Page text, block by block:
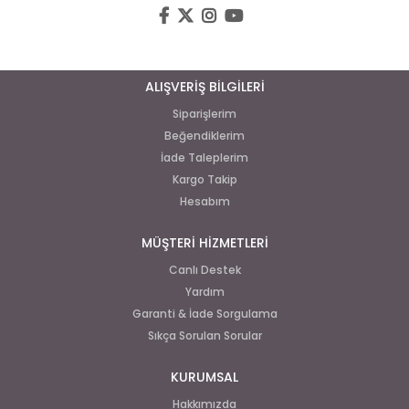
ALIŞVERİŞ BİLGİLERİ
Siparişlerim
Beğendiklerim
İade Taleplerim
Kargo Takip
Hesabım
MÜŞTERİ HİZMETLERİ
Canlı Destek
Yardım
Garanti & İade Sorgulama
Sıkça Sorulan Sorular
KURUMSAL
Hakkımızda